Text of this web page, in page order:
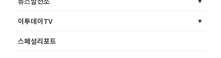
이투데이TV
스페셜리포트